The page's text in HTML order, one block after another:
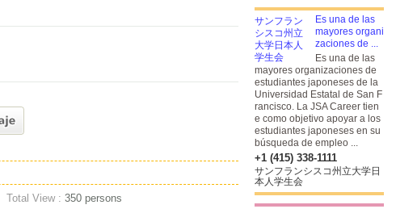
Total View : 350 persons
Es una de las
mayores organi
zaciones de ...
Es una de las
mayores organizaciones de
estudiantes japoneses de la
Universidad Estatal de San F
rancisco. La JSA Career tien
e como objetivo apoyar a los
estudiantes japoneses en su
búsqueda de empleo ...
+1 (415) 338-1111
サンフランシスコ州立大学日
本人学生会